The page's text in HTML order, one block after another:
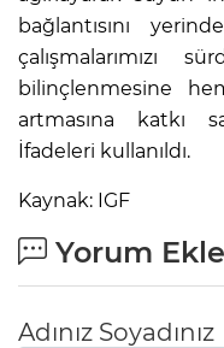
bağlantısını
çalışmalarımızı
bilinçlenmesine
artmasına katkı
İfadeleri kullanıldı.
Kaynak: IGF
Yorum Ekle
Adınız Soyadınız